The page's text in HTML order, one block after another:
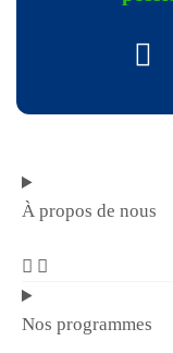
À propos de nous
Nos programmes